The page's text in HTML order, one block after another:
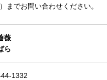
までお問い合わせください。
薇
ら
1332